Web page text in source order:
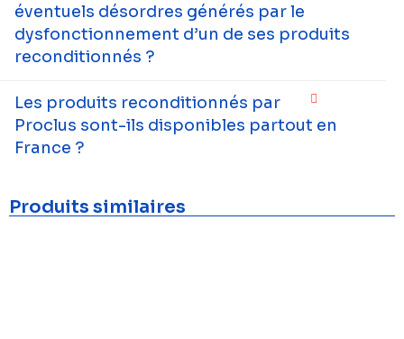
éventuels désordres générés par le
dysfonctionnement d’un de ses produits
reconditionnés ?
Les produits reconditionnés par
Proclus sont-ils disponibles partout en
France ?
Produits similaires